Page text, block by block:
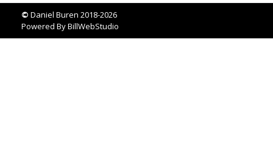
© Daniel Buren 2018-2026
Powered ByBillWebStudio